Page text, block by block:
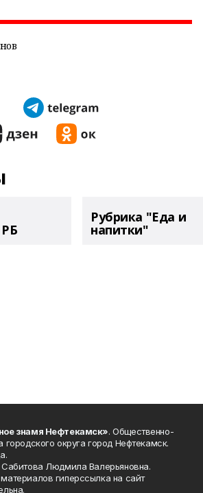
Рубрика "Еда и
напитки"
знамя Нефтекамск». Общественно-
городского округа город Нефтекамск.
Людмила Валерьяновна.
гиперссылка на сайт